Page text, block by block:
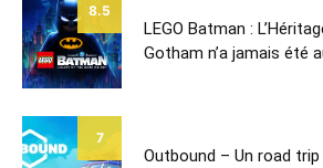
8.5
LEGO Batman :
Gotham n’a jamais été
7
Outbound – Un road